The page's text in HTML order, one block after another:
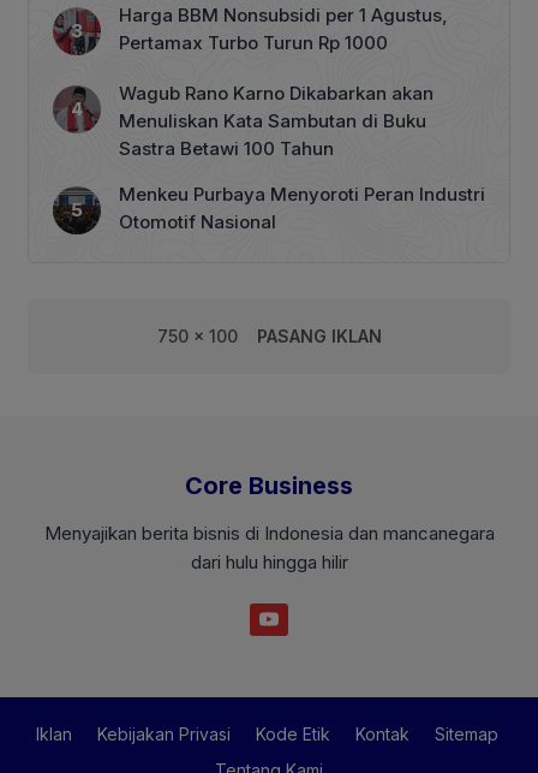
Harga BBM Nonsubsidi per 1 Agustus,
Pertamax Turbo Turun Rp 1000
Wagub Rano Karno Dikabarkan akan
Menuliskan Kata Sambutan di Buku
Sastra Betawi 100 Tahun
Menkeu Purbaya Menyoroti Peran Industri
Otomotif Nasional
750 x 100 PASANG IKLAN
Core Business
Menyajikan berita bisnis di Indonesia dan mancanegara
dari hulu hingga hilir
Iklan Kebijakan Privasi Kode Etik Kontak
Sitemap